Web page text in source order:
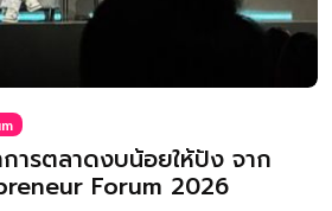
ารตลาดงบน้อยให้ปัง จาก
Forum 2026